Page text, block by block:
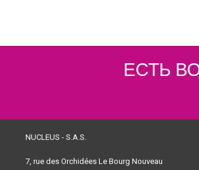
ЕСТЬ
NUCLEUS - S.A.S.
7, rue des Orchidées Le Bourg Nouveau